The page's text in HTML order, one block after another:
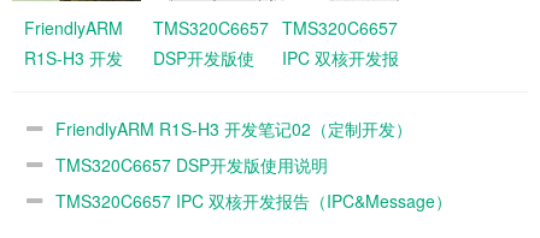
FriendlyARM
R1S-H3 开发
开发）
TMS320C6657
DSP开发版使
TMS320C6657
IPC 双核开发报告
FriendlyARM R1S-H3 开发笔记02（定制开发）
TMS320C6657 DSP开发版使用说明
TMS320C6657 IPC 双核开发报告（IPC&Message）